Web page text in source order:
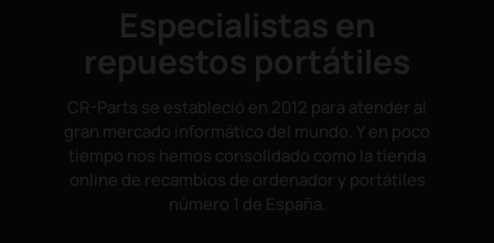
Especialistas en
repuestos portátiles
CR-Parts se estableció en 2012 para atender al
gran mercado informático del mundo. Y en poco
tiempo nos hemos consolidado como la tienda
online de recambios de ordenador y portátiles
número 1 de España.